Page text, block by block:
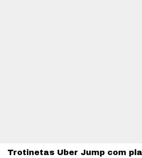
Trotinetas Uber Jump com